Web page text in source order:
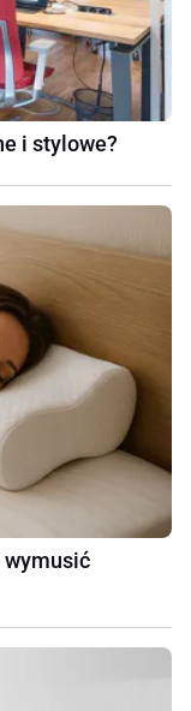
i stylowe?
wymusić